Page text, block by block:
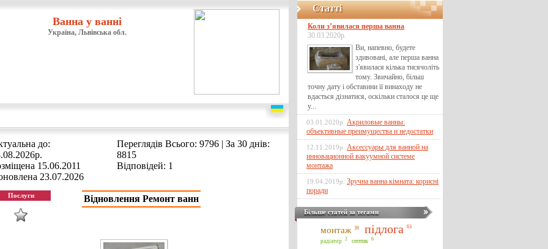
Ванна у ванні
Україна, Львівська обл.
до:
15.06.2011
23.07.2026
Переглядів Всього: 9796 | За 30 днів:
8815
Відповідей: 1
Відновлення Ремонт ванн
Статті
Коли з’явилася перша ванна
30.03.2020р.
Ви, напевно, будете
здивовані, але перша ванна
з'явилася кілька тисячоліть
тому. Звичайно, більш
точну дату і обставини її винаходу не
вдасться дізнатися, оскільки сталося це ще
у...
03.01.2020р. Акриловые ванны:
объективные преимущества и недостатки
12.11.2019р. Аксессуары для ванной на
инновационной вакуумной системе
монтажа
19.04.2019р. Зручна ванна кімната: корисні
поради
Більше статей за тегами
монтаж 38 підлога 63
радіатор 2 септик 6